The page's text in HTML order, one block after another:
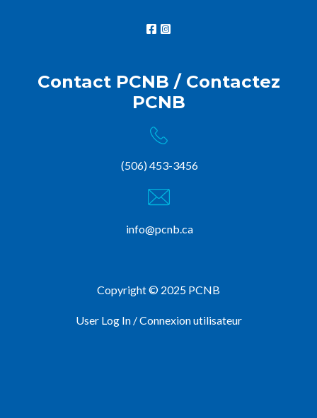
Contact PCNB / Contactez
PCNB
(506) 453-3456
info@pcnb.ca
Copyright © 2025 PCNB
User Log In / Connexion utilisateur